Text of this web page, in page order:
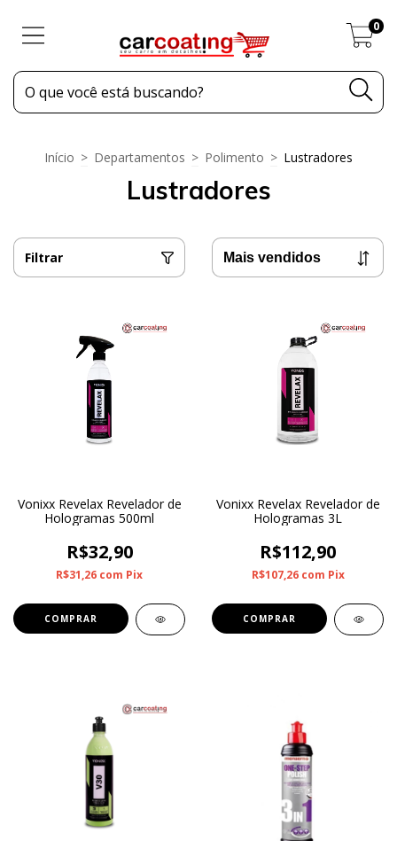
0
Início > Departamentos > Polimento > Lustradores
Lustradores
Filtrar
Vonixx Revelax Revelador de
Hologramas 500ml
R$32,90
R$31,26 com Pix
Vonixx Revelax Revelador de
Hologramas 3L
R$112,90
R$107,26 com Pix